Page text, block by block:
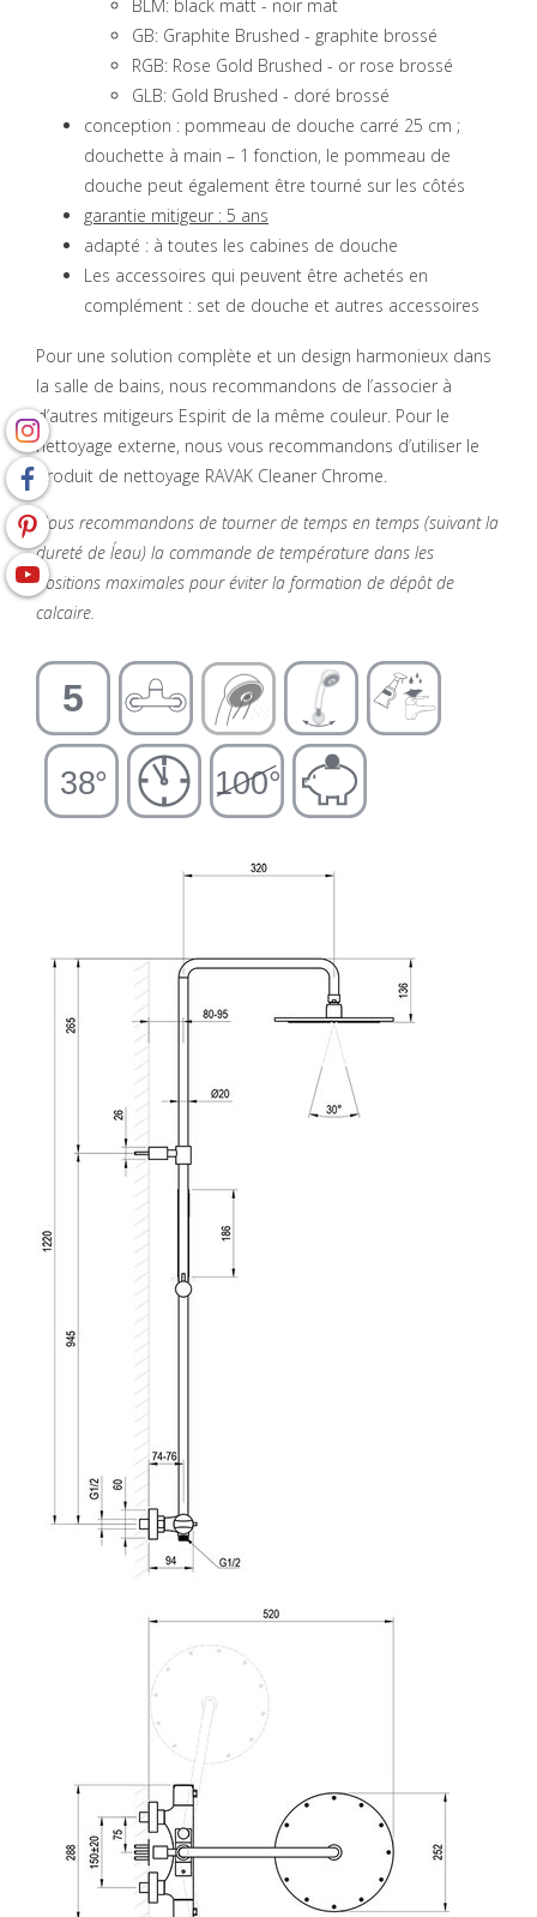
BLM: black matt - noir mat
GB: Graphite Brushed - graphite brossé
RGB: Rose Gold Brushed - or rose brossé
GLB: Gold Brushed - doré brossé
conception : pommeau de douche carré 25 cm ;
douchette à main – 1 fonction, le pommeau de
douche peut également être tourné sur les côtés
garantie mitigeur : 5 ans
adapté : à toutes les cabines de douche
Les accessoires qui peuvent être achetés en
complément : set de douche et autres accessoires
Pour une solution complète et un design harmonieux dans
la salle de bains, nous recommandons de l’associer à
d’autres mitigeurs Espirit de la même couleur. Pour le
nettoyage externe, nous vous recommandons d’utiliser le
produit de nettoyage RAVAK Cleaner Chrome.
Nous recommandons de tourner de temps en temps (suivant la
dureté de l´eau) la commande de température dans les
positions maximales pour éviter la formation de dépôt de
calcaire.